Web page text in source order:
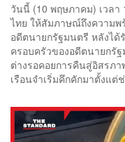
วันนี้ (10 พฤษภาคม) เวล
ไทย ให้สัมภาษณ์ถึงความ
อดีตนายกรัฐมนตรี หลังได้
ครอบครัวของอดีตนายกรั
ต่างรอคอยการคืนสู่อิสรภ
เรือนจำเริ่มคึกคักมาตั้งแต่